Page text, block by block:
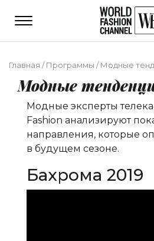
Главная /Программы /Модные
Модные
Модные эксперты
Fashion анализируют
направления, которые
в будущем сезоне.
Бахрома 2019